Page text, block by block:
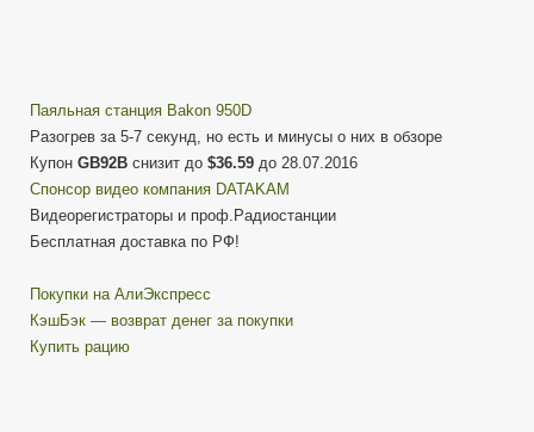
Паяльная станция Bakon 950D
Разогрев за 5-7 секунд, но есть и минусы о них в обзоре
Купон GB92B снизит до $36.59 до 28.07.2016
Cпонсор видео компания DATAKAM
Видеорегистраторы и проф.Радиостанции
Бесплатная доставка по РФ!
Покупки на АлиЭкспресс
КэшБэк — возврат денег за покупки
Купить рацию